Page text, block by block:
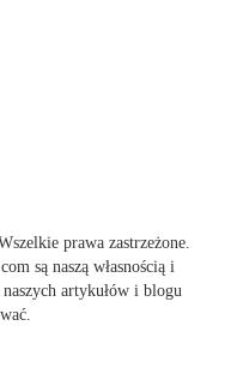
prawa zastrzeżone.
są naszą własnością i
artykułów i blogu